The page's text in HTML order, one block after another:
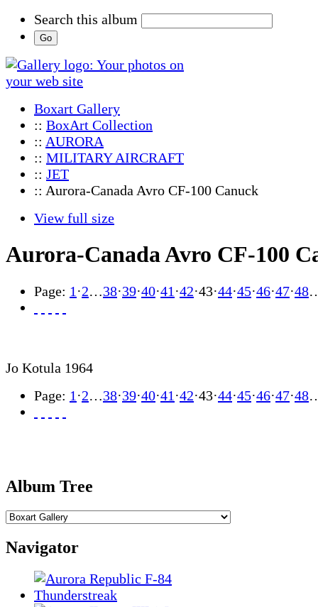
Search this album
Boxart Gallery
:: BoxArt Collection
:: AURORA
:: MILITARY AIRCRAFT
:: JET
:: Aurora-Canada Avro CF-100 Canuck
View full size
Aurora-Canada Avro CF-100
Page: 1 ·2…38·39·40·41 ·42·43·44·45·46·47·48
Jo Kotula 1964
Page: 1 ·2…38·39·40·41 ·42·43·44·45·46·47·48
Album Tree
Navigator